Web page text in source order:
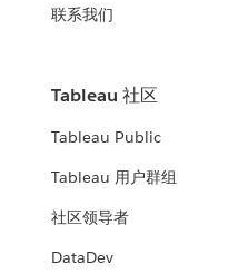
联系我们
Tableau 社区
Tableau Public
Tableau 用户群组
社区领导者
DataDev